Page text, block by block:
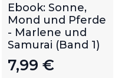
Ebook: Sonne,
Mond und Pferde
- Marlene und
Samurai (Band 1)
7,99 €